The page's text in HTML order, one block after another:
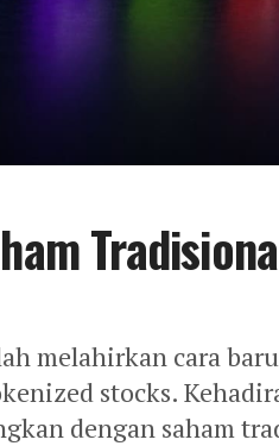
melahirkan cara
stocks.
dengan saham